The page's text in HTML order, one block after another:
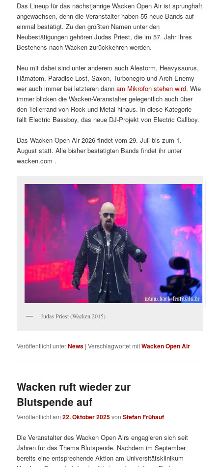
Das Lineup für das nächstjährige Wacken Open Air ist sprunghaft
angewachsen, denn die Veranstalter haben 55 neue Bands auf
einmal bestätigt. Zu den größten Namen unter den
Neubestätigungen gehören Judas Priest, die im 57. Jahr ihres
Bestehens nach Wacken zurückkehren werden.
Neu mit dabei sind unter anderem auch Alestorm, Heavysaurus,
Hämatom, Paradise Lost, Saxon, Turbonegro und Arch Enemy –
wer auch immer bei letzteren dannam Mikrofon stehen wird. Wie
immer blicken die Wacken-Veranstalter gelegentlich auch über
den Tellerrand von Rock und Metal hinaus. In diese Kategorie
fällt Electric Bassboy, das neue DJ-Projekt von Electric Callboy.
Das Wacken Open Air 2026 findet vom 29. Juli bis zum 1.
August statt. Alle bisher bestätigten Bands findet ihr unter
wacken.com .
Judas Priest (Wacken 2015)
Veröffentlicht unterNews |Verschlagwortet mitWacken Open Air
Wacken ruft wieder zur
Blutspende auf
Veröffentlicht am22. Oktober 2025vonStefan Frühauf
Die Veranstalter des Wacken Open Airs engagieren sich seit
Jahren für das Thema Blutspende. Nachdem im September
bereits eine entsprechende Aktion am Universitätsklinikum